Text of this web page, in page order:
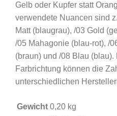
Gelb oder Kupfer statt
verwendete Nuancen sind
Matt (blaugrau), /03 Gold
/05 Mahagonie (blau-rot), /
(braun) und /08 Blau
Farbrichtung können die
unterschiedlichen
Gewicht 0,20 kg